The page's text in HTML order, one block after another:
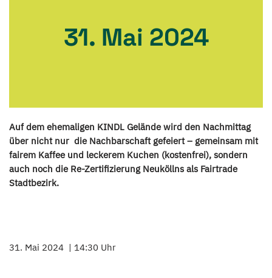
31. Mai 2024
Auf dem ehemaligen KINDL Gelände wird den Nachmittag
über nicht nur die Nachbarschaft gefeiert – gemeinsam mit
fairem Kaffee und leckerem Kuchen (kostenfrei), sondern
auch noch die Re-Zertifizierung Neuköllns als Fairtrade
Stadtbezirk.
31. Mai 2024 14:30 Uhr